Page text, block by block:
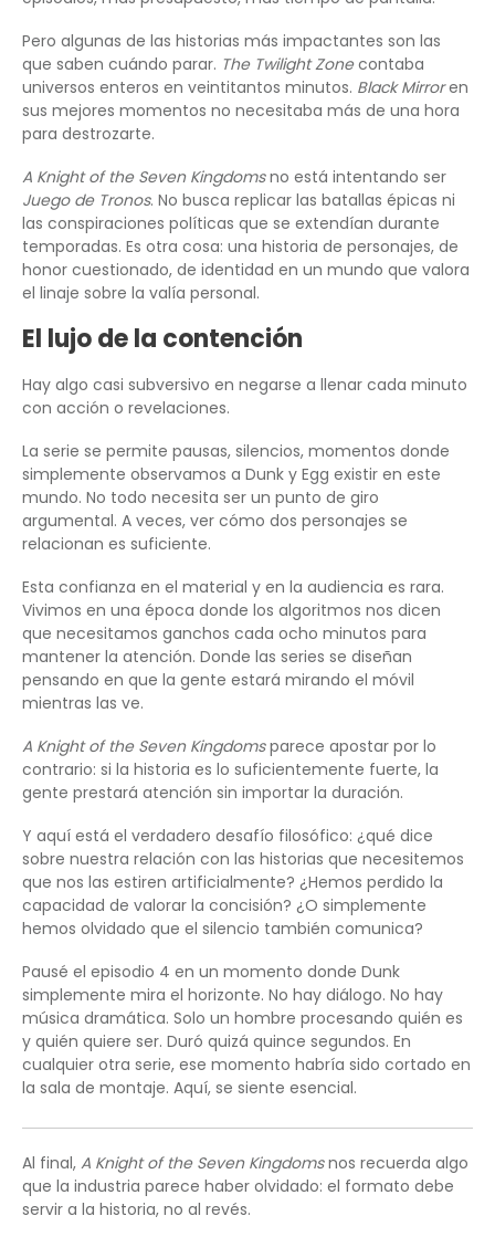
Pero algunas de las historias más impactantes son las
que saben cuándo parar. The Twilight Zonecontaba
universos enteros en veintitantos minutos. Black Mirroren
sus mejores momentos no necesitaba más de una hora
para destrozarte.
A Knight of the Seven Kingdomsno está intentando ser
Juego de Tronos. No busca replicar las batallas épicas ni
las conspiraciones políticas que se extendían durante
temporadas. Es otra cosa: una historia de personajes, de
honor cuestionado, de identidad en un mundo que valora
el linaje sobre la valía personal.
El lujo de la contención
Hay algo casi subversivo en negarse a llenar cada minuto
con acción o revelaciones.
La serie se permite pausas, silencios, momentos donde
simplemente observamos a Dunk y Egg existir en este
mundo. No todo necesita ser un punto de giro
argumental. A veces, ver cómo dos personajes se
relacionan es suficiente.
Esta confianza en el material y en la audiencia es rara.
Vivimos en una época donde los algoritmos nos dicen
que necesitamos ganchos cada ocho minutos para
mantener la atención. Donde las series se diseñan
pensando en que la gente estará mirando el móvil
mientras las ve.
A Knight of the Seven Kingdomsparece apostar por lo
contrario: si la historia es lo suficientemente fuerte, la
gente prestará atención sin importar la duración.
Y aquí está el verdadero desafío filosófico: ¿qué dice
sobre nuestra relación con las historias que necesitemos
que nos las estiren artificialmente? ¿Hemos perdido la
capacidad de valorar la concisión? ¿O simplemente
hemos olvidado que el silencio también comunica?
Pausé el episodio 4 en un momento donde Dunk
simplemente mira el horizonte. No hay diálogo. No hay
música dramática. Solo un hombre procesando quién es
y quién quiere ser. Duró quizá quince segundos. En
cualquier otra serie, ese momento habría sido cortado en
la sala de montaje. Aquí, se siente esencial.
Al final, A Knight of the Seven Kingdomsnos recuerda algo
que la industria parece haber olvidado: el formato debe
servir a la historia, no al revés.